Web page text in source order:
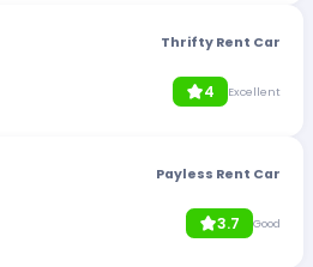
Thrifty Rent Car
4 Excellent
Payless Rent Car
3.7 Good